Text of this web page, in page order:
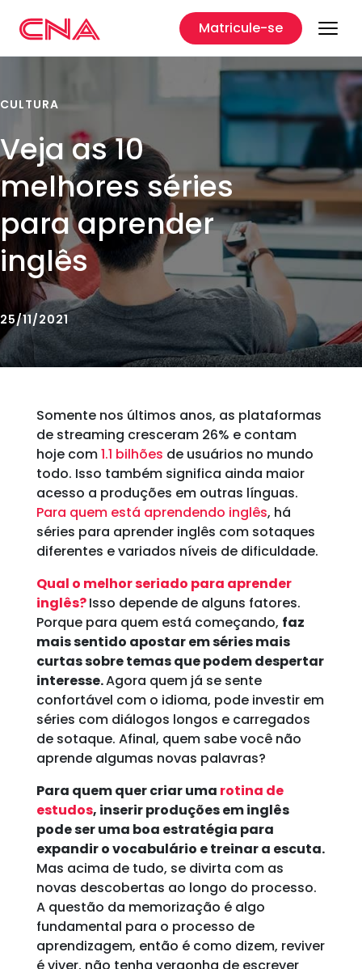
Matricule-se
CULTURA
Veja as 10
melhores séries
para aprender
inglês
25/11/2021
Somente nos últimos anos, as plataformas
de streaming cresceram 26% e contam
hoje com1.1 bilhões de usuários no mundo
todo. Isso também significa ainda maior
acesso a produções em outras línguas.
Para quem está aprendendo inglês, há
séries para aprender inglês com sotaques
diferentes e variados níveis de dificuldade.
Qual o melhor seriado para aprender
inglês?Isso depende de alguns fatores.
Porque para quem está começando, faz
mais sentido apostar em séries mais
curtas sobre temas que podem despertar
interesse.Agora quem já se sente
confortável com o idioma, pode investir em
séries com diálogos longos e carregados
de sotaque. Afinal, quem sabe você não
aprende algumas novas palavras?
Para quem quer criar uma rotina de
estudos, inserir produções em inglês
pode ser uma boa estratégia para
expandir o vocabulário e treinar a escuta.
Mas acima de tudo, se divirta com as
novas descobertas ao longo do processo.
A questão da memorização é algo
fundamental para o processo de
aprendizagem, então é como dizem, reviver